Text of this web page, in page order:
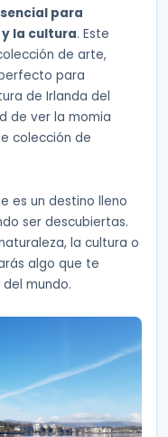
para
la cultura. Este
de arte,
para
de Irlanda del
de ver la momia
colección de
es un destino lleno
ser descubiertas.
la cultura o
algo que te
mundo.